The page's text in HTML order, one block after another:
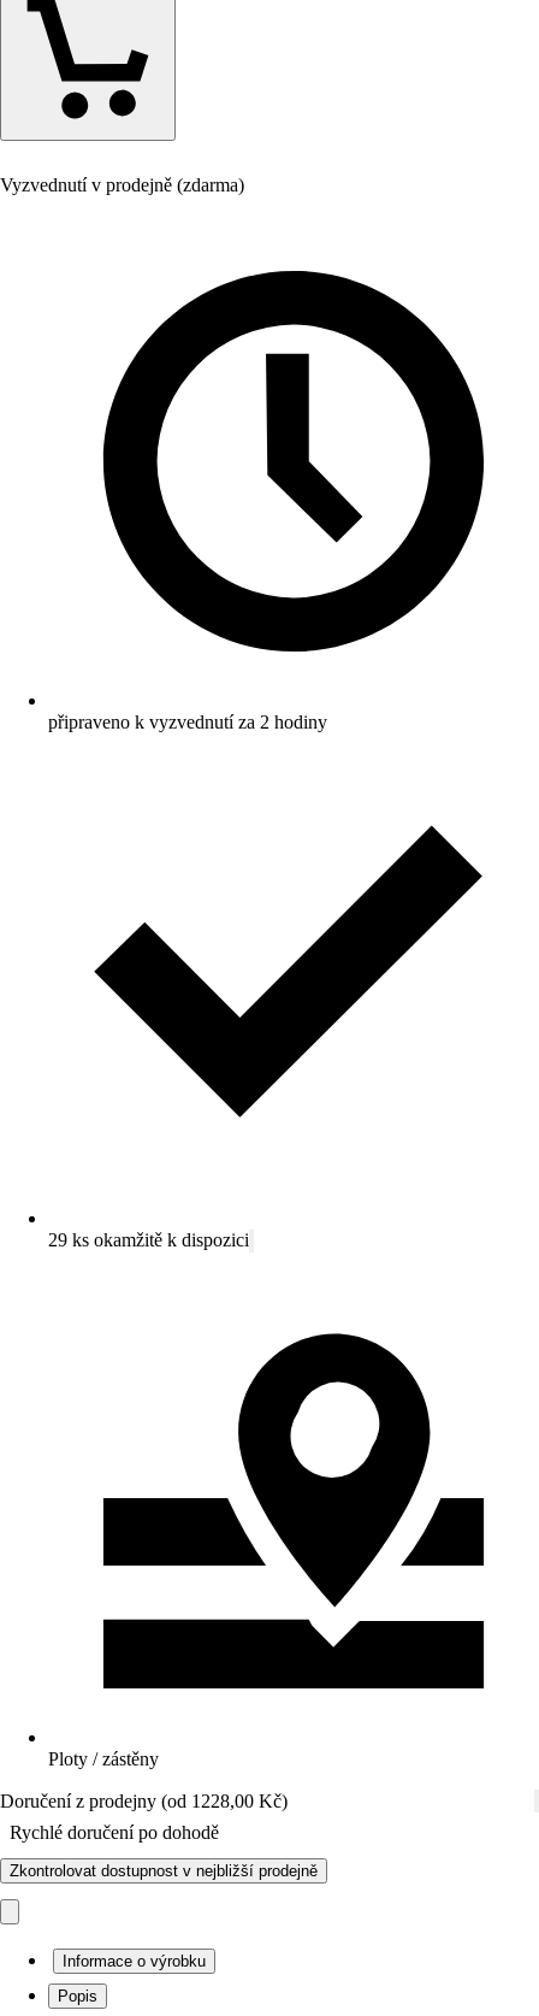
Vyzvednutí v prodejně (zdarma)
připraveno k vyzvednutí za 2 hodiny
29 ks okamžitě k dispozici
Ploty / zástěny
Doručení z prodejny (od 1228,00 Kč)
Rychlé doručení po dohodě
Zkontrolovat dostupnost v nejbližší prodejně
Informace o výrobku
Popis